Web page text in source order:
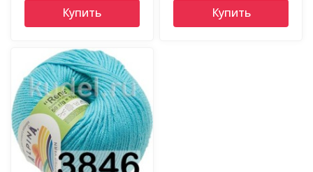
Купить Купить